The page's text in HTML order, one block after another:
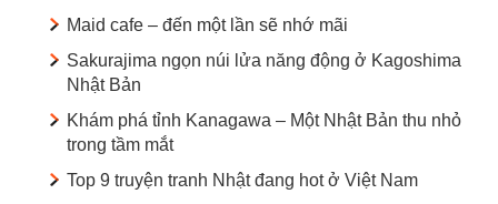
Maid cafe – đến một lần sẽ nhớ mãi
Sakurajima ngọn núi lửa năng động ở Kagoshima
Nhật Bản
Khám phá tỉnh Kanagawa – Một Nhật Bản thu nhỏ
trong tầm mắt
Top 9 truyện tranh Nhật đang hot ở Việt Nam